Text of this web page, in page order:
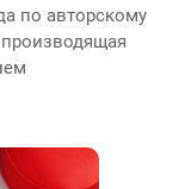
по авторскому